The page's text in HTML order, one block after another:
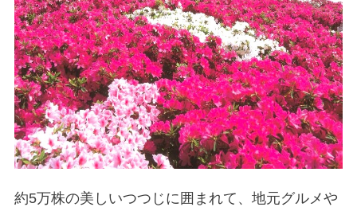
約5万株の美しいつつじに囲まれて、地元グルメや